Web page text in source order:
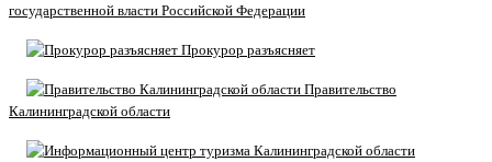
государственной власти Российской Федерации
Прокурор разъясняет
Правительство
Калининградской области